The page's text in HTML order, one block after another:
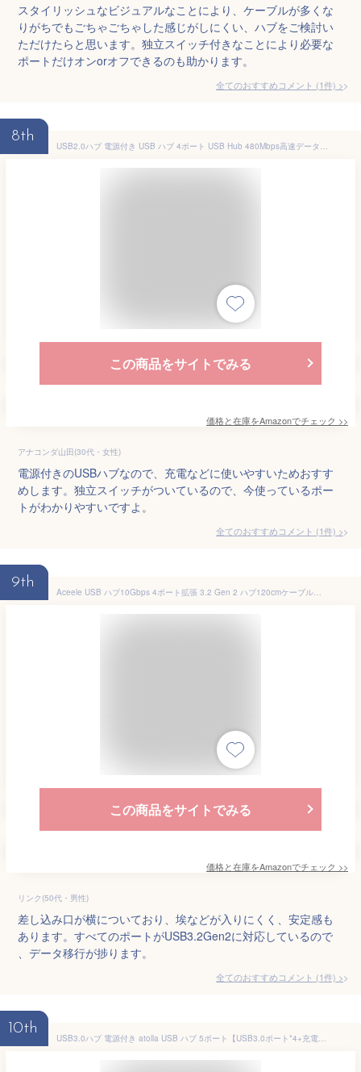
スタイリッシュなビジュアルなことにより、ケーブルが多くな
りがちでもごちゃごちゃした感じがしにくい、ハブをご検討い
ただけたらと思います。独立スイッチ付きなことにより必要な
ポートだけオンorオフできるのも助かります。
全てのおすすめコメント (1件) >
8th
USB2.0ハブ 電源付き USB ハブ 4ポート USB Hub 480Mbps高速データ伝送 USBハブ セルフパワー/バスパワー USB2.0 拡張 独立スイッチ付き Android/Windows/MacBook/Mac/ノートPC/Switchなど対応 43cm 黒
この商品をサイトでみる
価格と在庫をAmazonでチェック >>
アナコンダ山田(30代・女性)
電源付きのUSBハブなので、充電などに使いやすいためおすす
めします。独立スイッチがついているので、今使っているポー
トがわかりやすいですよ。
全てのおすすめコメント (1件) >
9th
Aceele USB ハブ10Gbps 4ポート拡張 3.2 Gen 2 ハブ120cmケーブル付き 4xUSB-A ポートとType-c電源ポート付きUSB A to USB 3.2 変換アダプタ、MacBook Pro、iMac、iPad Pro、Chromebook、Samsung Galaxy 用 在宅勤務 ゲームに最適
この商品をサイトでみる
価格と在庫をAmazonでチェック >>
リンク(50代・男性)
差し込み口が横についており、埃などが入りにくく、安定感も
あります。すべてのポートがUSB3.2Gen2に対応しているので
、データ移行が捗ります。
全てのおすすめコメント (1件) >
10th
USB3.0ハブ 電源付き atolla USB ハブ 5ポート【USB3.0ポート*4+充電ポート*1】USBハブ セルフパワー/バスパワー USB HUB アルミニウム・独立スイッチ付き USB 3.0 拡張 5Gbps高速データ伝送 Android/Windows/MacBook/Mac/Surface Pro等システムとノートPC対応